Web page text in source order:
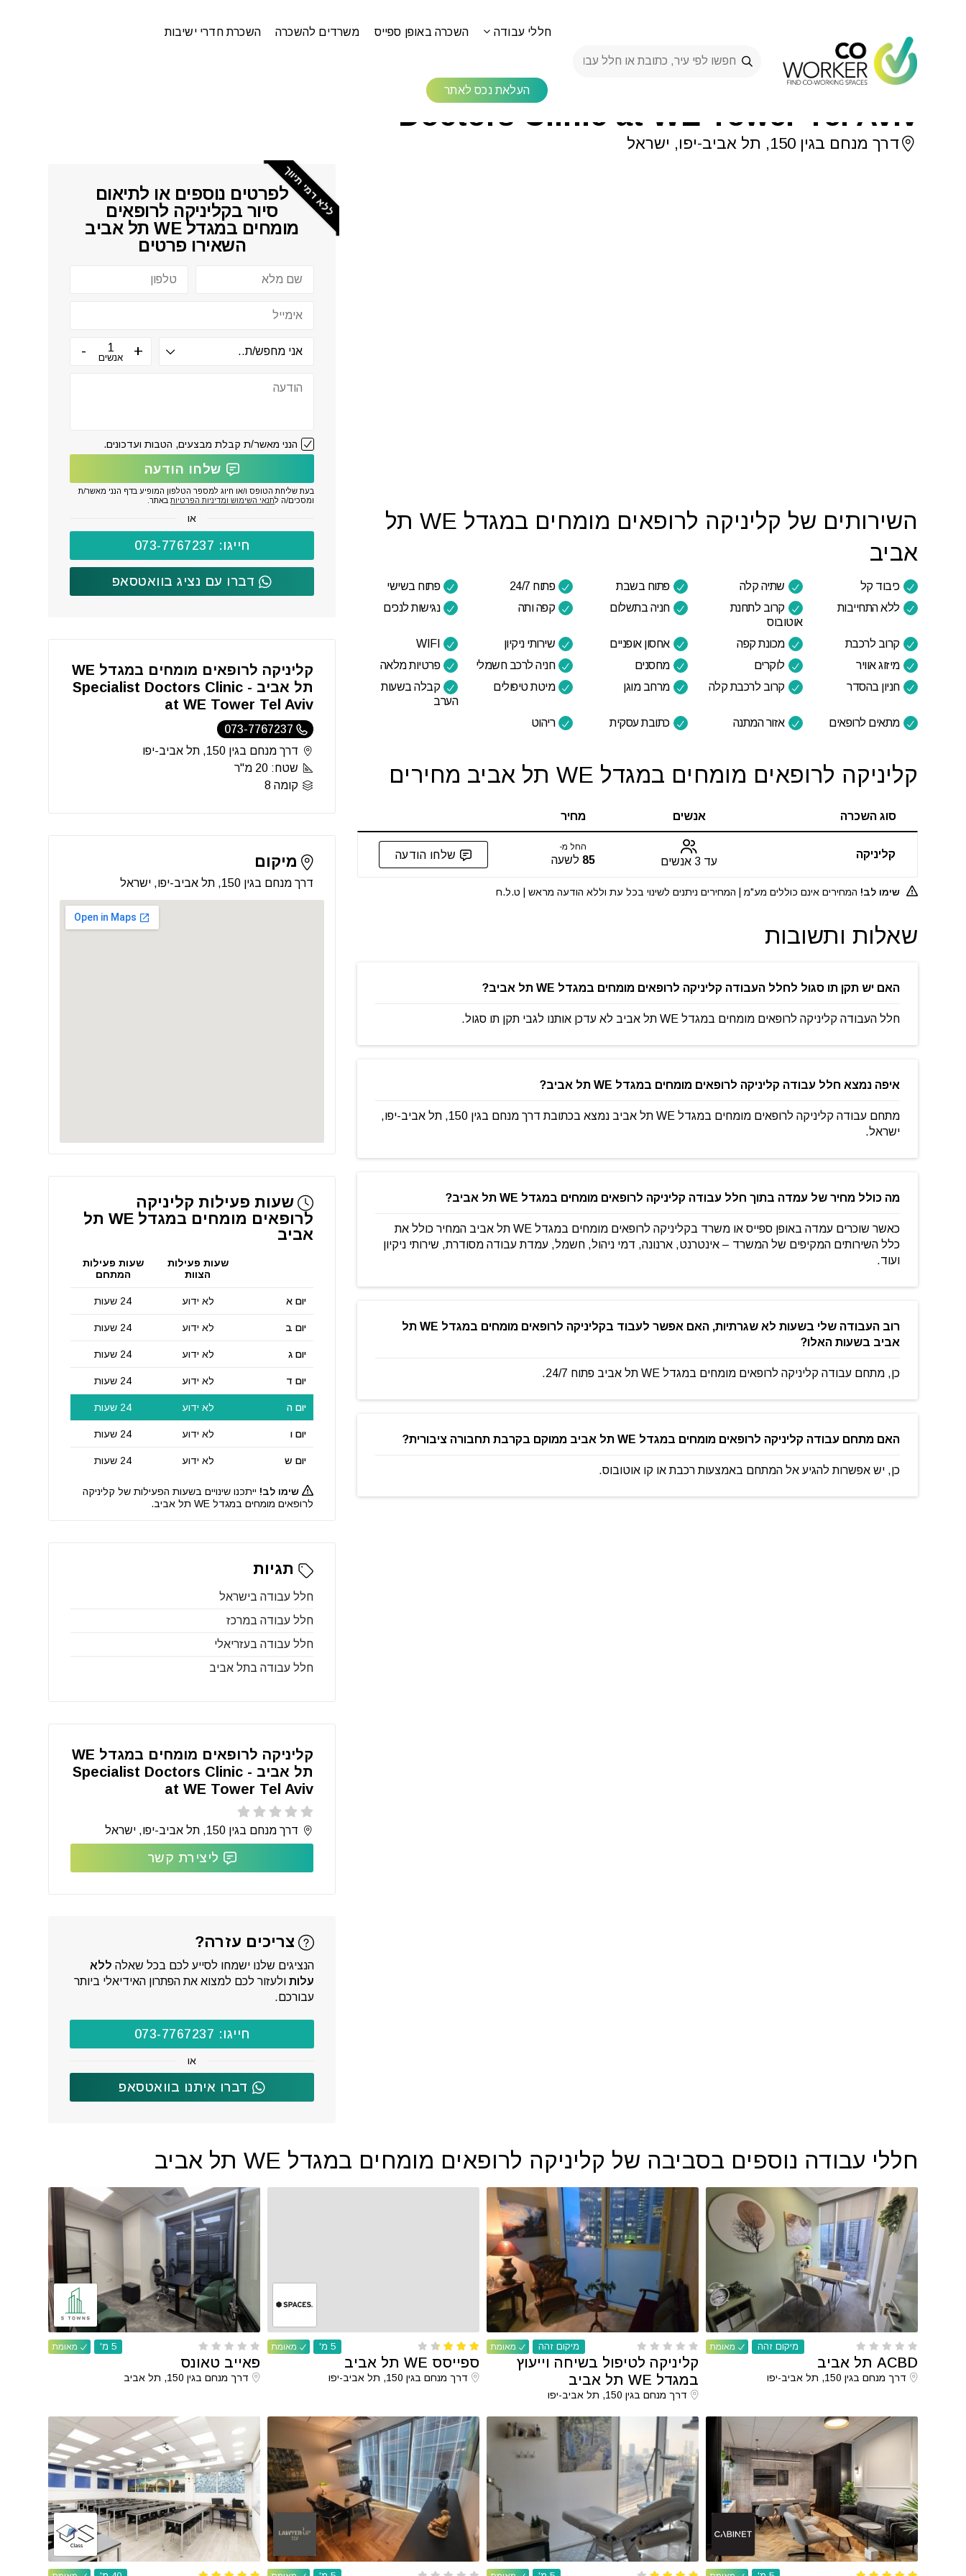
חללי עבודה השכרה באופן ספייס משרדים להשכרה השכרת חדרי ישיבות
העלאת נכס לאתר
>
Spaces
>
Specialist Doctors Clinic at WE Tower Tel Aviv
קליניקה לרופאים מומחים במגדל WE תל אביב
Doctors Clinic at WE Tower Tel Aviv
דרך מנחם בגין 150, תל אביב-יפו, ישראל
השירותים של קליניקה לרופאים מומחים במגדל WE תל
אביב
כיבוד קל שתיה קלה פתוח בשבת פתוח 24/7
פתוח בשישי
ללא התחייבות
קרוב לתחנת
אוטובוס
חניה בתשלום קפה ותה נגישות לנכים
קרוב לרכבת מכונת קפה אחסון אופניים שירותי ניקיון
WIFI
מיזוג אוויר
לוקרים מחסנים חניה לרכב חשמלי
פרטיות מלאה
חניון בהסדר
קרוב לרכבת קלה מרחב מוגן מיטת טיפולים
קבלה בשעות
הערב
מתאים לרופאים
אזור המתנה כתובת עסקית ריהוט
קליניקה לרופאים מומחים במגדל WE תל אביב מחירים
סוג השכרה אנשים מחיר
קליניקה
עד 3 אנשים
החל מ-
85 לשעה שלחו הודעה
שימו לב! המחירים אינם כוללים מע"מ | המחירים ניתנים לשינוי בכל עת וללא הודעה מראש | ט.ל.ח
שאלות ותשובות
האם יש תקן תו סגול לחלל העבודה קליניקה לרופאים מומחים במגדל WE תל אביב?
חלל העבודה קליניקה לרופאים מומחים במגדל WE תל אביב לא עדכן אותנו לגבי תקן תו סגול.
איפה נמצא חלל עבודה קליניקה לרופאים מומחים במגדל WE תל אביב?
מתחם עבודה קליניקה לרופאים מומחים במגדל WE תל אביב נמצא בכתובת דרך מנחם בגין 150, תל אביב-יפו,
ישראל.
מה כולל מחיר של עמדה בתוך חלל עבודה קליניקה לרופאים מומחים במגדל WE תל אביב?
כאשר שוכרים עמדה באופן ספייס או משרד בקליניקה לרופאים מומחים במגדל WE תל אביב המחיר כולל את
כלל השירותים המקיפים של המשרד – אינטרנט, ארנונה, דמי ניהול, חשמל, עמדת עבודה מסודרת, שירותי ניקיון
ועוד.
רוב העבודה שלי בשעות לא שגרתיות, האם אפשר לעבוד בקליניקה לרופאים מומחים במגדל WE תל
אביב בשעות האלו?
כן, מתחם עבודה קליניקה לרופאים מומחים במגדל WE תל אביב פתוח 24/7.
האם מתחם עבודה קליניקה לרופאים מומחים במגדל WE תל אביב ממוקם בקרבת תחבורה ציבורית?
כן, יש אפשרות להגיע אל המתחם באמצעות רכבת או קו אוטובוס.
ללא דמי תיווךלפרטים נוספים או לתיאום
סיור בקליניקה לרופאים
מומחים במגדל WE תל אביב
השאירו פרטים
אנשים
הנני מאשר/ת קבלת מבצעים, הטבות ועדכונים.
שלחו הודעה
בעת שליחת הטופס ו/או חיוג למספר הטלפון המופיע בדף הנני מאשר/ת
ומסכים/ה לתנאי השימוש ומדיניות הפרטיותבאתר.
או
חייגו: 073-7767237
דברו עם נציג בוואטסאפ
קליניקה לרופאים מומחים במגדל WE
תל אביב - Specialist Doctors Clinic
at WE Tower Tel Aviv
073-7767237
דרך מנחם בגין 150, תל אביב-יפו
שטח: 20 מ"ר
קומה 8
מיקום
דרך מנחם בגין 150, תל אביב-יפו, ישראל
שעות פעילות קליניקה
לרופאים מומחים במגדל WE תל
אביב
שעות פעילות
הצוות
שעות פעילות
המתחם
יום א לא ידוע 24 שעות
יום ב לא ידוע 24 שעות
יום ג לא ידוע 24 שעות
יום ד לא ידוע 24 שעות
יום ה לא ידוע 24 שעות
יום ו לא ידוע 24 שעות
יום ש לא ידוע 24 שעות
שימו לב! ייתכנו שינויים בשעות הפעילות של קליניקה
לרופאים מומחים במגדל WE תל אביב.
תגיות
חלל עבודה בישראל
חלל עבודה במרכז
חלל עבודה בעזריאלי
חלל עבודה בתל אביב
קליניקה לרופאים מומחים במגדל WE
תל אביב - Specialist Doctors Clinic
at WE Tower Tel Aviv
דרך מנחם בגין 150, תל אביב-יפו, ישראל
ליצירת קשר
צריכים עזרה?
הנציגים שלנו ישמחו לסייע לכם בכל שאלה ללא
עלותולעזור לכם למצוא את הפתרון האידיאלי ביותר
עבורכם.
חייגו: 073-7767237
או
דברו איתנו בוואטסאפ
חללי עבודה נוספים בסביבה של קליניקה לרופאים מומחים במגדל WE תל אביב
מאומת מיקום זהה
ACBD תל אביב
דרך מנחם בגין 150, תל אביב-יפו
מאומת מיקום זהה
קליניקה לטיפול בשיחה וייעוץ
במגדל WE תל אביב
דרך מנחם בגין 150, תל אביב-יפו
מאומת 5 מ'
ספייסס WE תל אביב
דרך מנחם בגין 150, תל אביב-יפו
מאומת 5 מ'
פאייב טאונס
דרך מנחם בגין 150, תל אביב